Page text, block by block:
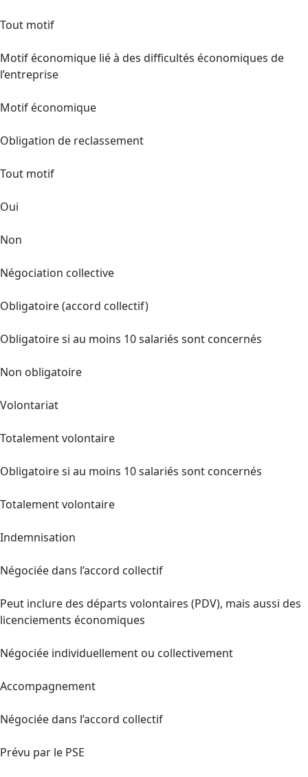
Tout motif
Motif économique lié à des difficultés économiques de
l’entreprise
Motif économique
Obligation de reclassement
Tout motif
Oui
Non
Négociation collective
Obligatoire (accord collectif)
Obligatoire si au moins 10 salariés sont concernés
Non obligatoire
Volontariat
Totalement volontaire
Obligatoire si au moins 10 salariés sont concernés
Totalement volontaire
Indemnisation
Négociée dans l’accord collectif
Peut inclure des départs volontaires (PDV), mais aussi des
licenciements économiques
Négociée individuellement ou collectivement
Accompagnement
Négociée dans l’accord collectif
Prévu par le PSE